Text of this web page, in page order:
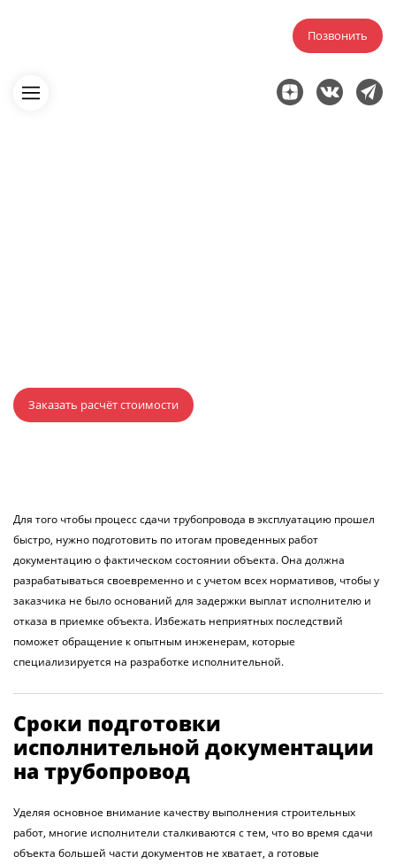
Позвонить
Заказать расчёт стоимости
Для того чтобы процесс сдачи трубопровода в эксплуатацию прошел
быстро, нужно подготовить по итогам проведенных работ
документацию о фактическом состоянии объекта. Она должна
разрабатываться своевременно и с учетом всех нормативов, чтобы у
заказчика не было оснований для задержки выплат исполнителю и
отказа в приемке объекта. Избежать неприятных последствий
поможет обращение к опытным инженерам, которые
специализируется на разработке исполнительной.
Сроки подготовки
исполнительной документации
на трубопровод
Уделяя основное внимание качеству выполнения строительных
работ, многие исполнители сталкиваются с тем, что во время сдачи
объекта большей части документов не хватает, а готовые